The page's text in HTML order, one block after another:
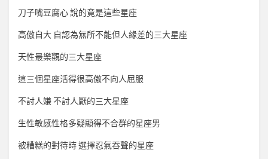
刀子嘴豆腐心 說的竟是這些星座
高傲自大 自認為無所不能但人緣差的三大星座
天性最樂觀的三大星座
這三個星座活得很高傲不向人屈服
不討人嫌 不討人厭的三大星座
生性敏感性格多疑顯得不合群的星座男
被糟糕的對待時 選擇忍氣吞聲的星座